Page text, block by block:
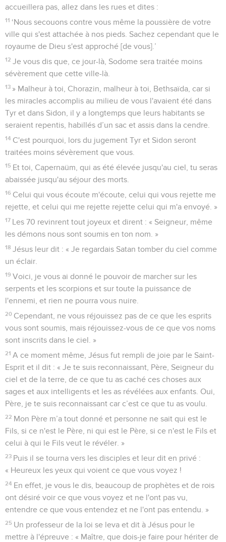
accueillera pas, allez dans les rues et dites :
11 ‘Nous secouons contre vous même la poussière de votre
ville qui s'est attachée à nos pieds. Sachez cependant que le
royaume de Dieu s'est approché [de vous].’
12 Je vous dis que, ce jour-là, Sodome sera traitée moins
sévèrement que cette ville-là.
13 » Malheur à toi, Chorazin, malheur à toi, Bethsaïda, car si
les miracles accomplis au milieu de vous l'avaient été dans
Tyr et dans Sidon, il y a longtemps que leurs habitants se
seraient repentis, habillés d’un sac et assis dans la cendre.
14 C'est pourquoi, lors du jugement Tyr et Sidon seront
traitées moins sévèrement que vous.
15 Et toi, Capernaüm, qui as été élevée jusqu'au ciel, tu seras
abaissée jusqu'au séjour des morts.
16 Celui qui vous écoute m'écoute, celui qui vous rejette me
rejette, et celui qui me rejette rejette celui qui m'a envoyé. »
17
Les 70 revinrent tout joyeux et dirent : « Seigneur, même
les démons nous sont soumis en ton nom. »
18 Jésus leur dit : « Je regardais Satan tomber du ciel comme
un éclair.
19 Voici, je vous ai donné le pouvoir de marcher sur les
serpents et les scorpions et sur toute la puissance de
l'ennemi, et rien ne pourra vous nuire.
20 Cependant, ne vous réjouissez pas de ce que les esprits
vous sont soumis, mais réjouissez-vous de ce que vos noms
sont inscrits dans le ciel. »
21 A ce moment même, Jésus fut rempli de joie par le Saint-
Esprit et il dit : « Je te suis reconnaissant, Père, Seigneur du
ciel et de la terre, de ce que tu as caché ces choses aux
sages et aux intelligents et les as révélées aux enfants. Oui,
Père, je te suis reconnaissant car c’est ce que tu as voulu.
22 Mon Père m’a tout donné et personne ne sait qui est le
Fils, si ce n'est le Père, ni qui est le Père, si ce n'est le Fils et
celui à qui le Fils veut le révéler. »
23 Puis il se tourna vers les disciples et leur dit en privé :
« Heureux les yeux qui voient ce que vous voyez !
24 En effet, je vous le dis, beaucoup de prophètes et de rois
ont désiré voir ce que vous voyez et ne l'ont pas vu,
entendre ce que vous entendez et ne l'ont pas entendu. »
25 Un professeur de la loi se leva et dit à Jésus pour le
mettre à l'épreuve : « Maître, que dois-je faire pour hériter de